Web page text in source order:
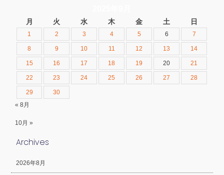
月 火 水 木 金 土 日
1 2 3 4 5 6 7
8 9 10 11 12 13 14
15 16 17 18 19 20 21
22 23 24 25 26 27 28
29
30
« 8月
10月 »
Archives
2026年8月